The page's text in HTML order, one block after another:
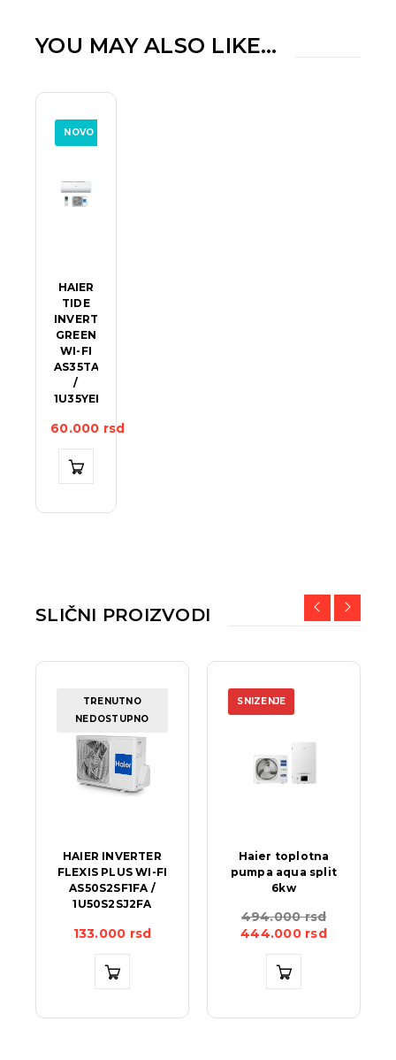
YOU MAY ALSO LIKE…
NOVO
HAIER
TIDE
INVERTER
GREEN
WI-FI
AS35TAMHRA
/
1U35YEMFRA
60.000 rsd
SLIČNI PROIZVODI
TRENUTNO
NEDOSTUPNO
HAIER INVERTER
FLEXIS PLUS WI-FI
AS50S2SF1FA /
1U50S2SJ2FA
133.000 rsd
SNIZENJE
Haier toplotna
pumpa aqua split
6kw
494.000rsd
444.000 rsd